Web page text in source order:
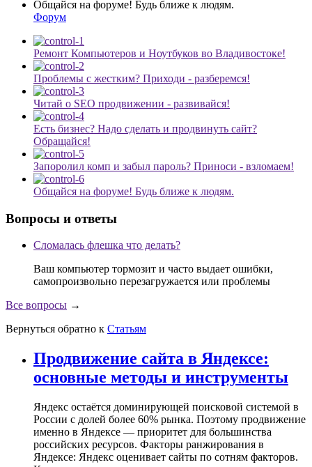
Общайся на форуме! Будь ближе к людям.
Форум
Ремонт Компьютеров и Ноутбуков во Владивостоке!
Проблемы с жестким? Приходи - разберемся!
Читай о SEO продвижении - развивайся!
Есть бизнес? Надо сделать и продвинуть сайт?
Обращайся!
Запоролил комп и забыл пароль? Приноси - взломаем!
Общайся на форуме! Будь ближе к людям.
Вопросы и ответы
Сломалась флешка что делать?
Ваш компьютер тормозит и часто выдает ошибки,
самопроизвольно перезагружается или проблемы
Все вопросы →
Вернуться обратно к Статьям
Продвижение сайта в Яндексе:
основные методы и инструменты
Яндекс остаётся доминирующей поисковой системой в
России с долей более 60% рынка. Поэтому продвижение
именно в Яндексе — приоритет для большинства
российских ресурсов. Факторы ранжирования в
Яндексе: Яндекс оценивает сайты по сотням факторов.